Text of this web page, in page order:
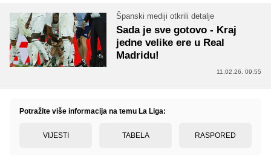
Španski mediji otkrili detalje
Sada je sve gotovo - Kraj
jedne velike ere u Real
Madridu!
11.02.26. 09:55
Potražite više informacija na temu La Liga:
VIJESTI TABELA RASPORED